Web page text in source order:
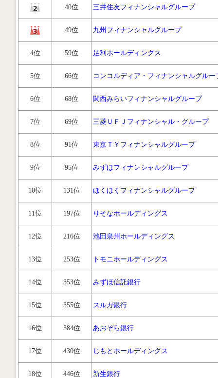
40位 三井住友フィナンシャルグループ
49位 九州フィナンシャルグループ
4位 59位 足利ホールディングス
5位 66位 コンコルディア・フィナンシャルグルー
6位 68位 関西みらいフィナンシャルグループ
7位 69位 三菱ＵＦＪフィナンシャル・グループ
8位 91位 東京ＴＹフィナンシャルグループ
9位 95位 みずほフィナンシャルグループ
10位 131位 ほくほくフィナンシャルグループ
11位 197位 りそなホールディングス
12位 216位 池田泉州ホールディングス
13位 253位 トモニホールディングス
14位 353位 みずほ信託銀行
15位 355位 スルガ銀行
16位 384位 あおぞら銀行
17位 430位 じもとホールディングス
18位 446位 新生銀行